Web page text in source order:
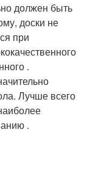
должен быть
доски не
при
.
Лучше всего
.